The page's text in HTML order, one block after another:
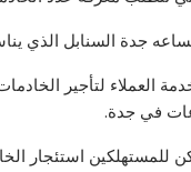
جدة السنابل الذي
العملاء لتأجير
في جدة.
استئجار